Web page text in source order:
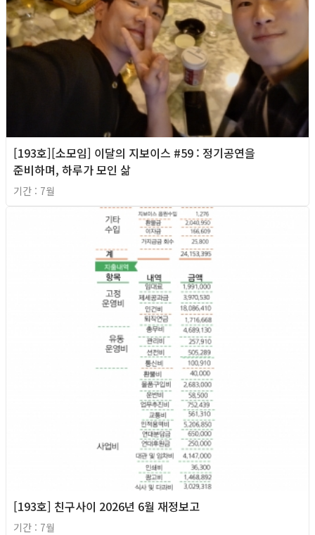
[193호][소모임] 이달의 지보이스 #59 : 정기공연을
준비하며, 하루가 모인 삶
기간 : 7월
[193호] 친구사이 2026년 6월 재정보고
기간 : 7월